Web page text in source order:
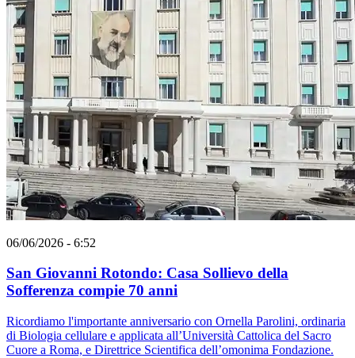
06/06/2026 - 6:52
San Giovanni Rotondo: Casa Sollievo della
Sofferenza compie 70 anni
Ricordiamo l'importante anniversario con Ornella Parolini, ordinaria
di Biologia cellulare e applicata all’Università Cattolica del Sacro
Cuore a Roma, e Direttrice Scientifica dell’omonima Fondazione.